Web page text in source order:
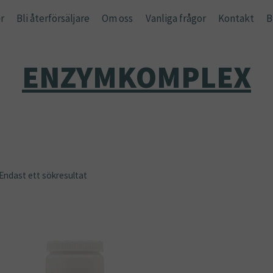
Bli återförsäljare Om oss Vanliga frågor Kontakt
ENZYMKOMPLEX
Endast ett sökresultat